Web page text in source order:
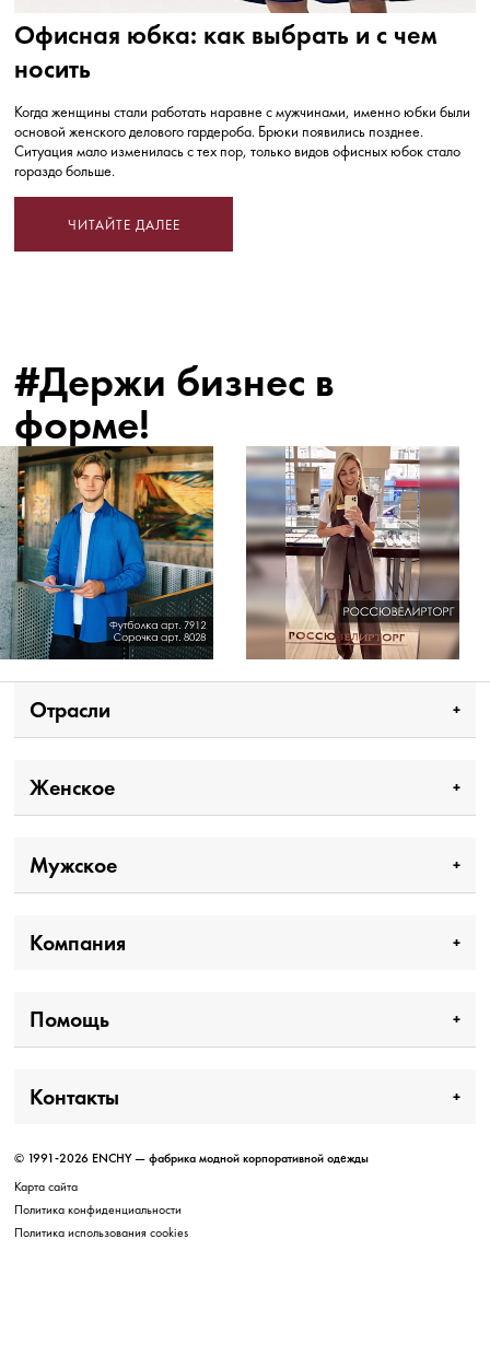
Офисная юбка: как выбрать и с чем
носить
Когда женщины стали работать наравне с мужчинами, именно юбки были
основой женского делового гардероба. Брюки появились позднее.
Ситуация мало изменилась с тех пор, только видов офисных юбок стало
гораздо больше.
ЧИТАЙТЕ ДАЛЕЕ
#Держи бизнес в
форме!
Отрасли
Женское
Мужское
Компания
Помощь
Контакты
© 1991-2026 ENCHY — фабрика модной корпоративной одежды
Карта сайта
Политика конфиденциальности
Политика использования cookies